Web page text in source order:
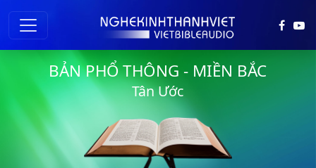
BẢN PHỔ THÔNG - MIỀN BẮC
Tân Ước